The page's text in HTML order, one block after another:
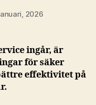
2026
ingår, är
för säker
effektivitet på